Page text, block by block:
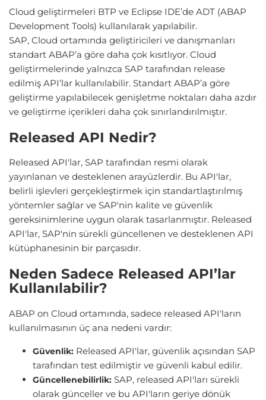
Cloud geliştirmeleri BTP ve Eclipse IDE’de ADT (ABAP
Development Tools) kullanılarak yapılabilir.
SAP, Cloud ortamında geliştiricileri ve danışmanları
standart ABAP’a göre daha çok kısıtlıyor. Cloud
geliştirmelerinde yalnızca SAP tarafından release
edilmiş API’lar kullanılabilir. Standart ABAP’a göre
geliştirme yapılabilecek genişletme noktaları daha azdır
ve geliştirme içerikleri daha çok sınırlandırılmıştır.
Released API Nedir?
Released API'lar, SAP tarafından resmi olarak
yayınlanan ve desteklenen arayüzlerdir. Bu API'lar,
belirli işlevleri gerçekleştirmek için standartlaştırılmış
yöntemler sağlar ve SAP'nin kalite ve güvenlik
gereksinimlerine uygun olarak tasarlanmıştır. Released
API'lar, SAP'nin sürekli güncellenen ve desteklenen API
kütüphanesinin bir parçasıdır.
Neden Sadece Released API’lar
Kullanılabilir?
ABAP on Cloud ortamında, sadece released API'ların
kullanılmasının üç ana nedeni vardır:
Güvenlik: Released API'lar, güvenlik açısından SAP
tarafından test edilmiştir ve güvenli kabul edilir.
Güncellenebilirlik: SAP, released API'ları sürekli
olarak günceller ve bu API'ların geriye dönük